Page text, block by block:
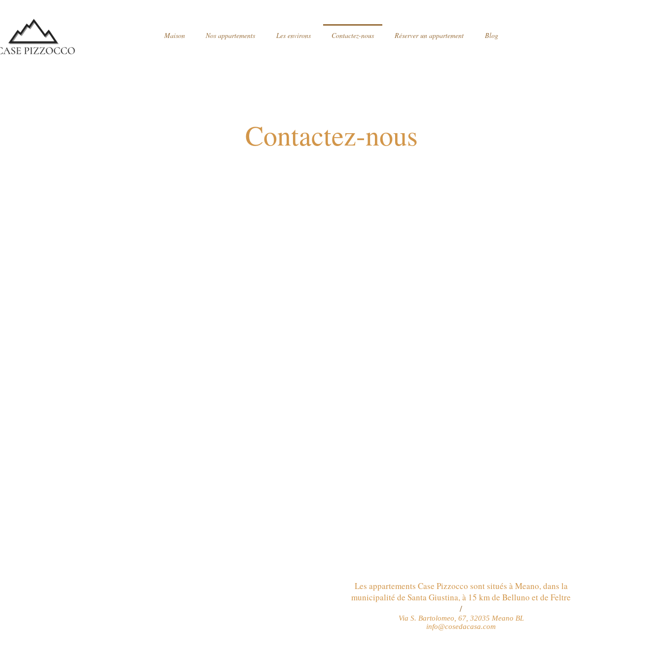
Maison Nos appartements Les environs Contactez-nous Réserver un appartement Blog
Contactez-nous
Les appartements Case Pizzocco sont situés à Meano, dans la
municipalité de Santa Giustina, à 15 km de Belluno et de Feltre
/
Via S. Bartolomeo, 67, 32035 Meano BL
info@cosedacasa.com